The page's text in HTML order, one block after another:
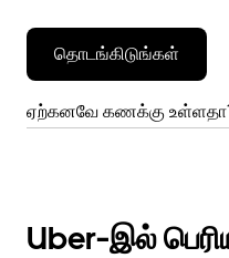
தொடங்கிடுங்கள்
ஏற்கனவே கணக்கு
Uber-இல்